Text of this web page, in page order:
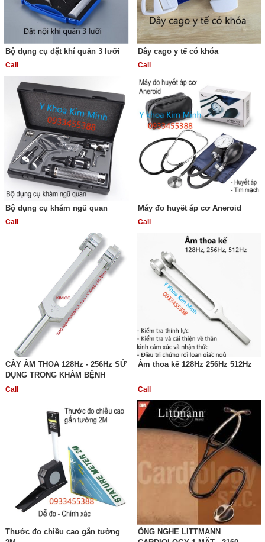
Bộ dụng cụ đặt khí quản 3 lưỡi
Call
Dây cago y tế có khóa
Call
Bộ dụng cụ khám ngũ quan
Call
Máy đo huyết áp cơ Aneroid
Call
CÂY ÂM THOA 128Hz - 256Hz SỬ
DỤNG TRONG KHÁM BỆNH
Call
Âm thoa kế 128Hz 256Hz 512Hz
Call
Thước đo chiều cao gắn tường
ỐNG NGHE LITTMANN